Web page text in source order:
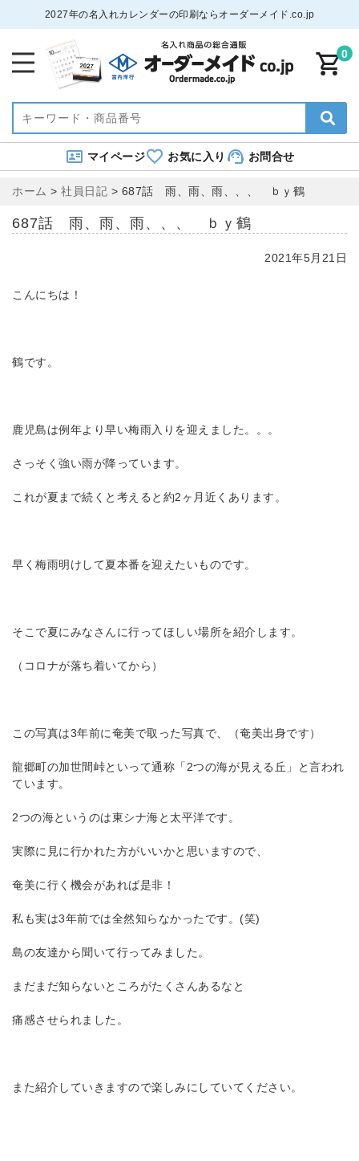
2027年の名入れカレンダーの印刷ならオーダーメイド.co.jp
0
マイページ お気に入り お問合せ
ホーム > 社員日記 > 687話 雨、雨、雨、、、 ｂｙ鶴
687話 雨、雨、雨、、、 ｂｙ鶴
2021年5月21日
こんにちは！
鶴です。
鹿児島は例年より早い梅雨入りを迎えました。。。
さっそく強い雨が降っています。
これが夏まで続くと考えると約2ヶ月近くあります。
早く梅雨明けして夏本番を迎えたいものです。
そこで夏にみなさんに行ってほしい場所を紹介します。
（コロナが落ち着いてから）
この写真は3年前に奄美で取った写真で、（奄美出身です）
龍郷町の加世間峠といって通称「2つの海が見える丘」と言われ
ています。
2つの海というのは東シナ海と太平洋です。
実際に見に行かれた方がいいかと思いますので、
奄美に行く機会があれば是非！
私も実は3年前では全然知らなかったです。(笑)
島の友達から聞いて行ってみました。
まだまだ知らないところがたくさんあるなと
痛感させられました。
また紹介していきますので楽しみにしていてください。